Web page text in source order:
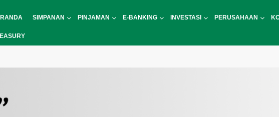
SIMPANAN PINJAMAN E-BANKING INVESTASI PERUSAHAAN